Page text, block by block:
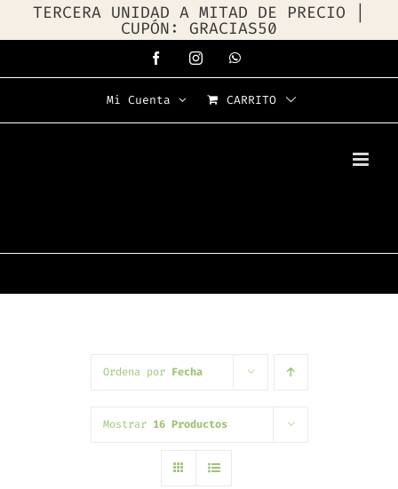
TERCERA UNIDAD A MITAD DE PRECIO |
CUPÓN: GRACIAS50
al
FacebookInstagramWhatsApp
Mi Cuenta CARRITO
Ordena por Fecha
Mostrar 16 Productos